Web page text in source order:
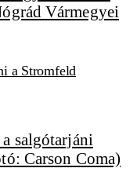
a Stromfeld